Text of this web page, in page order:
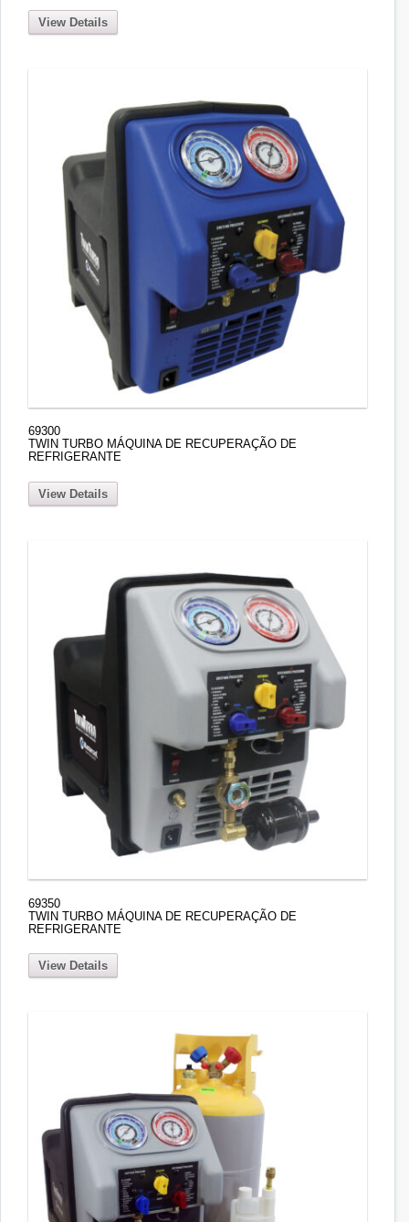
View Details
69300
TWIN TURBO MÁQUINA DE RECUPERAÇÃO DE
REFRIGERANTE
View Details
69350
TWIN TURBO MÁQUINA DE RECUPERAÇÃO DE
REFRIGERANTE
View Details